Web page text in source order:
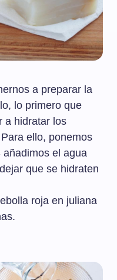
a preparar la
lo primero que
a hidratar los
ello, ponemos
añadimos el agua
que se hidraten
roja en juliana